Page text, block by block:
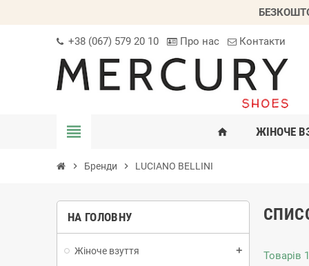
+38 (067) 579 20 10 Про нас Контакти
view_headline home ЖІНОЧЕ
chevron_right Бренди chevron_right LUCIANO BELLINI
НА ГОЛОВНУ
Жіноче взуття add Товарів